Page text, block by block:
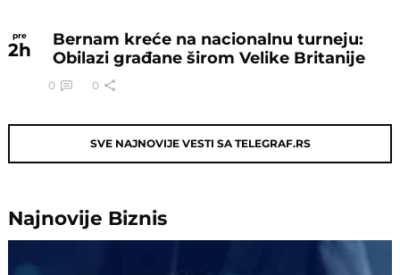
pre
2h
Bernam kreće na nacionalnu turneju:
Obilazi građane širom Velike Britanije
0 0
SVE NAJNOVIJE VESTI SA TELEGRAF.RS
Najnovije Biznis